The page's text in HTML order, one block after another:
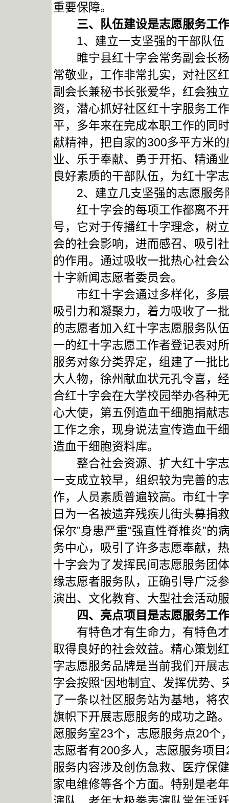
重要保障。
三、队伍建设是志愿服务工作
1、建立一支坚强的干部队伍
睢宁县红十字会常务副会长杨
常敬业，工作非常扎实，对社区
副会长兼秘书长张爱华，红会独
资，潜心抓好社区红十字服务工
平，多年来在完成本职工作的同
献精神，把自家的300多平方米
业、乐于奉献、勇于开拓、精通
良好素质的干部队伍，为红十字
2、建立几支坚强的志愿服务
红十字会的每项工作都离不开
号，它对于传播红十字理念，树
会的社会影响，进而感召、吸引
的作用。通过吸收一批热心社会
十字新闻志愿者委员会。
市红十字会通过多样化，多层
吸引力和凝聚力，着力吸收了一
的志愿者加入红十字志愿服务队
一的红十字志愿工作者登记表对
服务对象分类界定，组建了一批
大人物，徐州献血状元孔令喜，
合红十字会在大学校园举办各种
心大使，第五例造血干细胞捐献
工作之余，现身说法宣传造血干
造血干细胞资料库。
整合社会资源、扩大红十字志
一支成立较早，组织较为完善的
作，人员素质普遍较高。市红十
日为一名被遗弃残疾儿街头募捐
保尔”身患严重“强直性脊椎炎”的
务中心，吸引了许多志愿奉献，
十字会为了发挥民间志愿服务团
缘志愿者服务队，正确引导广泛
演出、文化教育、大型社会活动
四、亮点项目是志愿服务工作
有特色才有生命力，有特色才
取得良好的社会效益。精心策划
字志愿服务品牌是当前我们开展
字会按照“因地制宜、发挥优势、
了一条以社区服务站为基地，将
旗帜下开展志愿服务的成功之路
愿服务室23个，志愿服务点20个
志愿者有200多人，志愿服务项
服务内容涉及创伤急救、医疗保
家电维修等各个方面。特别是老